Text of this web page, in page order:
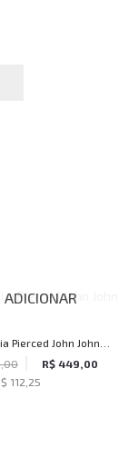
ADICIONAR
Pierced John John
R$ 449,00
112,25